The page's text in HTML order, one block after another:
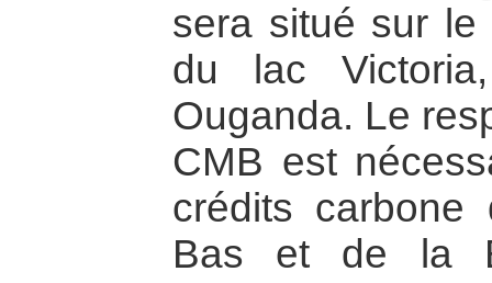
sera situé sur
du lac
Ouganda. Le
CMB est
crédits
Bas et de la